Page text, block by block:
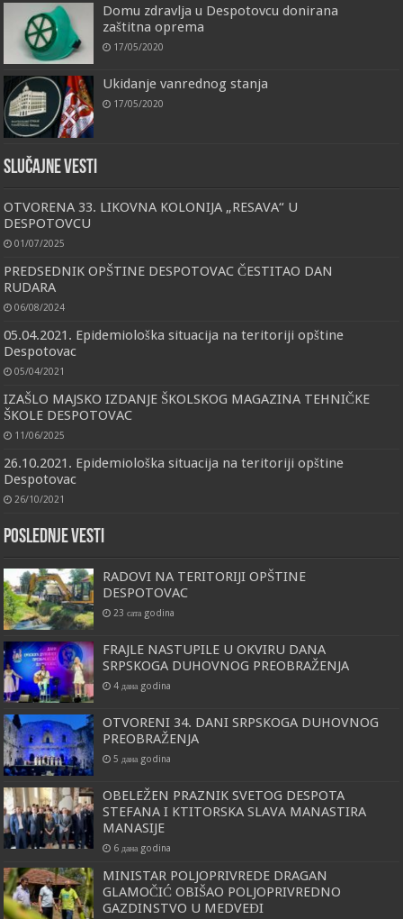
Domu zdravlja u Despotovcu donirana
zaštitna oprema
17/05/2020
Ukidanje vanrednog stanja
17/05/2020
Slučajne vesti
OTVORENA 33. LIKOVNA KOLONIJA „RESAVA“ U
DESPOTOVCU
01/07/2025
PREDSEDNIK OPŠTINE DESPOTOVAC ČESTITAO DAN
RUDARA
06/08/2024
05.04.2021. Epidemiološka situacija na teritoriji opštine
Despotovac
05/04/2021
IZAŠLO MAJSKO IZDANJE ŠKOLSKOG MAGAZINA TEHNIČKE
ŠKOLE DESPOTOVAC
11/06/2025
26.10.2021. Epidemiološka situacija na teritoriji opštine
Despotovac
26/10/2021
Poslednje vesti
RADOVI NA TERITORIJI OPŠTINE
DESPOTOVAC
23 сата godina
FRAJLE NASTUPILE U OKVIRU DANA
SRPSKOGA DUHOVNOG PREOBRAŽENJA
4 дана godina
OTVORENI 34. DANI SRPSKOGA DUHOVNOG
PREOBRAŽENJA
5 дана godina
OBELEŽEN PRAZNIK SVETOG DESPOTA
STEFANA I KTITORSKA SLAVA MANASTIRA
MANASIJE
6 дана godina
MINISTAR POLJOPRIVREDE DRAGAN
GLAMOČIĆ OBIŠAO POLJOPRIVREDNO
GAZDINSTVO U MEDVEĐI